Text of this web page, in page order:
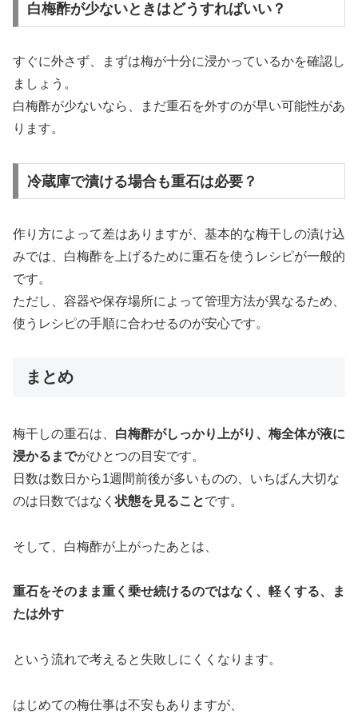
白梅酢が少ないときはどうすればいい？
すぐに外さず、まずは梅が十分に浸かっているかを確認し
ましょう。
白梅酢が少ないなら、まだ重石を外すのが早い可能性があ
ります。
冷蔵庫で漬ける場合も重石は必要？
作り方によって差はありますが、基本的な梅干しの漬け込
みでは、白梅酢を上げるために重石を使うレシピが一般的
です。
ただし、容器や保存場所によって管理方法が異なるため、
使うレシピの手順に合わせるのが安心です。
まとめ
梅干しの重石は、 白梅酢がしっかり上がり、梅全体が液に
浸かるまでがひとつの目安です。
日数は数日から1週間前後が多いものの、いちばん大切な
のは日数ではなく状態を見ることです。
そして、白梅酢が上がったあとは、
重石をそのまま重く乗せ続けるのではなく、軽くする、ま
たは外す
という流れで考えると失敗しにくくなります。
はじめての梅仕事は不安もありますが、